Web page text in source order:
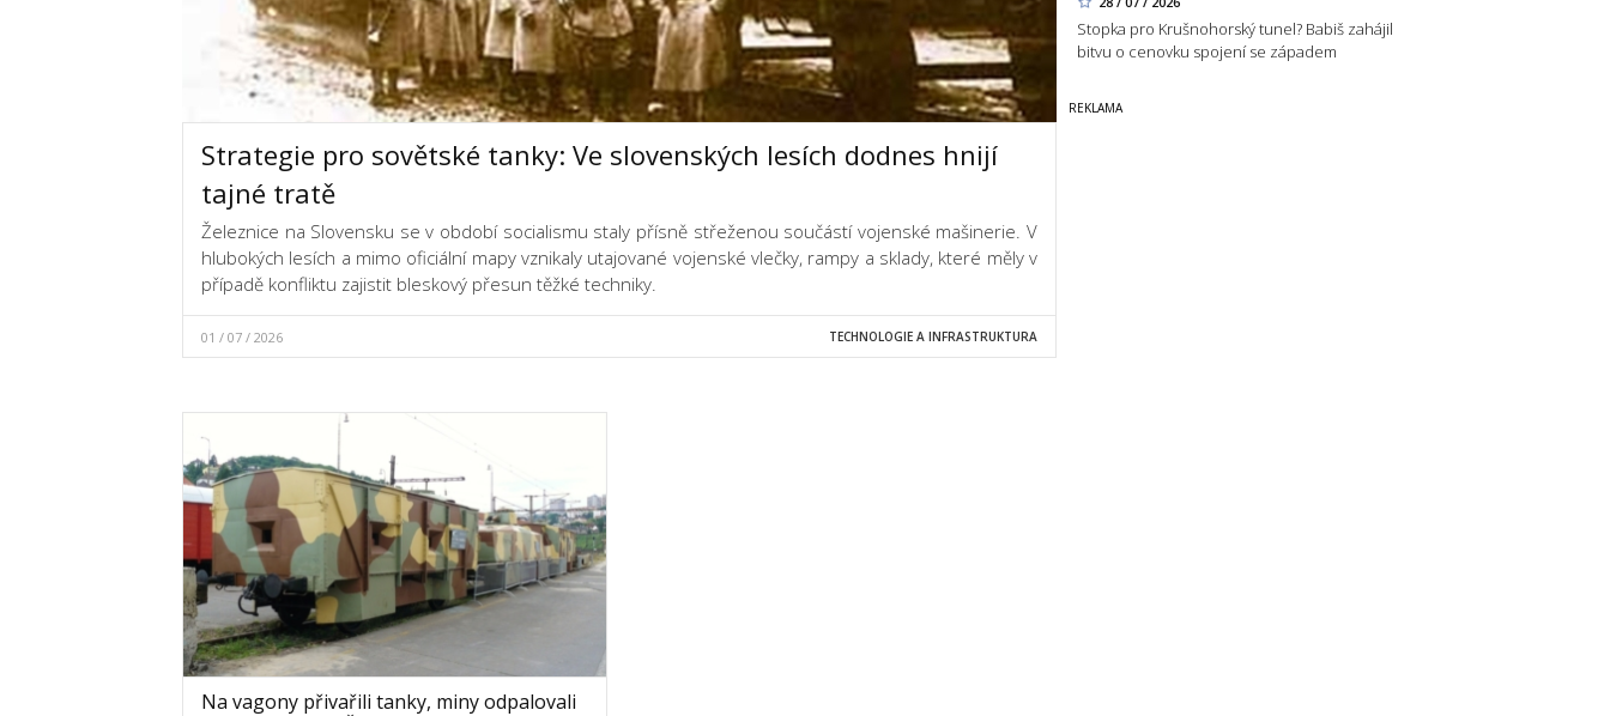
Stopka pro Krušnohorský tunel? Babiš zahájil
bitvu o cenovku spojení se západem
Strategie pro sovětské tanky: Ve slovenských lesích dodnes hnijí
tajné tratě
Železnice na Slovensku se v období socialismu staly přísně střeženou součástí vojenské mašinerie. V
hlubokých lesích a mimo oficiální mapy vznikaly utajované vojenské vlečky, rampy a sklady, které měly v
případě konfliktu zajistit bleskový přesun těžké techniky.
01 / 07 / 2026 TECHNOLOGIE A INFRASTRUKTURA
Na vagony přivařili tanky, miny odpalovali